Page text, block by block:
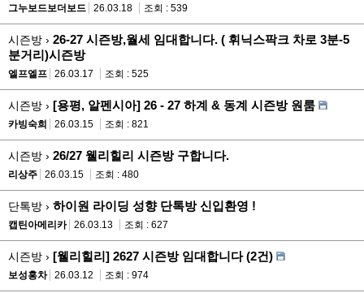
그누보드보더보드 26.03.18 조회 : 539
시즌방 › 26-27 시즌방,월세 임대합니다. ( 휘닉스팍크 차로 3분-5
분거리)시즌방
엘프엘프 26.03.17 조회 : 525
시즌방 › [용평, 알펜시아] 26 - 27 하계 & 동계 시즌방 원룸
카빙숙희 26.03.15 조회 : 821
시즌방 › 26/27 웰리힐리 시즌방 구합니다.
리상주 26.03.15 조회 : 480
단톡방 › 하이원 라이딩 성향 단톡방 신입환영 !
캡틴아메리카 26.03.13 조회 : 627
시즌방 › [웰리힐리] 2627 시즌방 임대합니다 (2건)
보성홍차 26.03.12 조회 : 974